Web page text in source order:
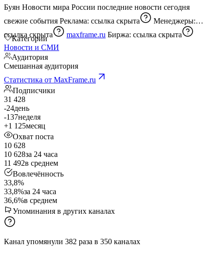
Буян Новости мира России последние новости сегодня
свежие события Реклама: ссылка скрыта
Менеджеры:
ссылка скрыта
maxframe.ru Биржа: ссылка скрыта
Категории
Новости и СМИ
Аудитория
Смешанная аудитория
Статистика от MaxFrame.ru
Подписчики
31 428
-24день
-137неделя
+1 125месяц
Охват поста
10 628
10 628за 24 часа
11 492в среднем
Вовлечённость
33,8%
33,8%за 24 часа
36,6%в среднем
Упоминания в других каналах
Канал упомянули 382 раза в 350 каналах